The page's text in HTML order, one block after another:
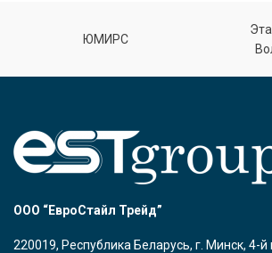
ЮМИРС
ООО “ЕвроСтайл Трейд”
220019, Республика Беларусь, г. Минск, 4-й